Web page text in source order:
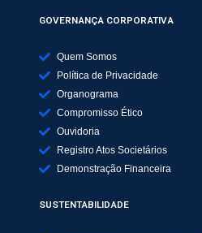
GOVERNANÇA CORPORATIVA
Quem Somos
Política de Privacidade
Organograma
Compromisso Ético
Ouvidoria
Registro Atos Societários
Demonstração Financeira
SUSTENTABILIDADE